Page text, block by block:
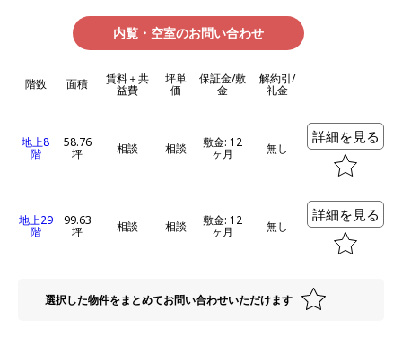
内覧・空室のお問い合わせ
階数 面積 賃料＋共
益費
坪単
価
保証金/敷
金
解約引/
礼金
地上8
階
58.76
坪 相談 相談 敷金: 12
ヶ月 無し
詳細を見る
地上29
階
99.63
坪 相談 相談 敷金: 12
ヶ月 無し
詳細を見る
選択した物件をまとめてお問い合わせいただけます